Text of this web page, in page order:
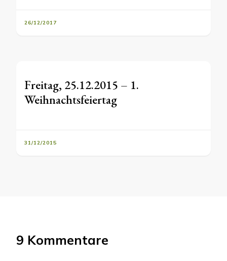
26/12/2017
Freitag, 25.12.2015 – 1.
Weihnachtsfeiertag
31/12/2015
9 Kommentare